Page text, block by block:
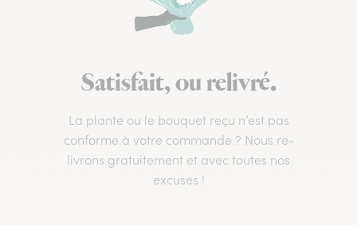
Satisfait, ou relivré.
La plante ou le bouquet reçu n’est pas
conforme à votre commande ? Nous re-
livrons gratuitement et avec toutes nos
excuses !